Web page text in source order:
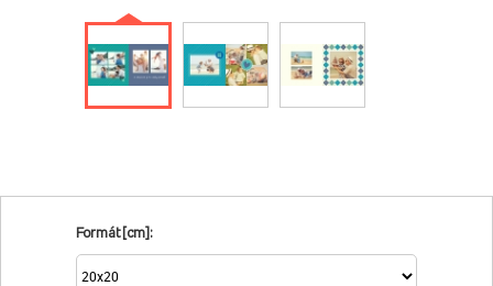
Formát [cm]: